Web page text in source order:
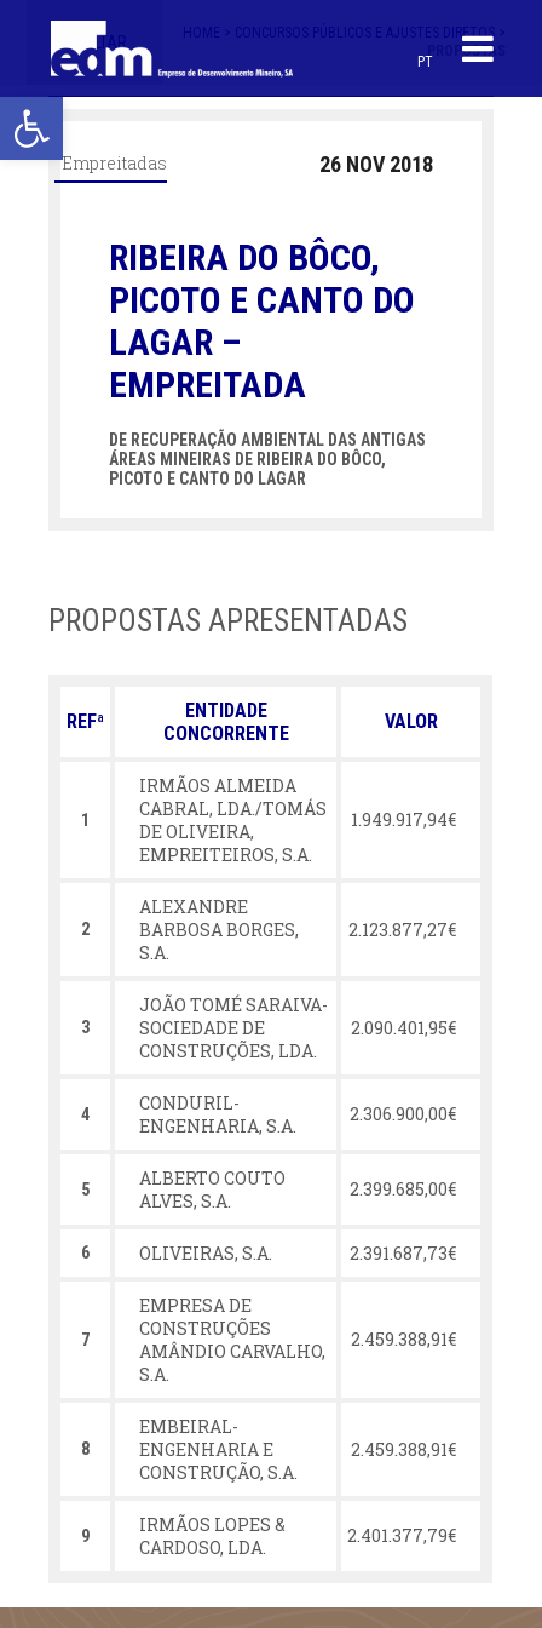
Open toolbar
PT
< VOLTAR
CONCURSOS PÚBLICOS E AJUSTES DIRETOS >
PROPOSTAS
Empreitadas 26 NOV 2018
RIBEIRA DO BÔCO,
PICOTO E CANTO DO
LAGAR –
EMPREITADA
DE RECUPERAÇÃO AMBIENTAL DAS ANTIGAS
ÁREAS MINEIRAS DE RIBEIRA DO BÔCO,
PICOTO E CANTO DO LAGAR
PROPOSTAS APRESENTADAS
REFª
ENTIDADE
CONCORRENTE
VALOR
1
IRMÃOS ALMEIDA
CABRAL, LDA./TOMÁS
DE OLIVEIRA,
EMPREITEIROS, S.A.
1.949.917,94€
2
ALEXANDRE
BARBOSA BORGES,
S.A.
2.123.877,27€
3
JOÃO TOMÉ SARAIVA-
SOCIEDADE DE
CONSTRUÇÕES, LDA.
2.090.401,95€
4
CONDURIL-
ENGENHARIA, S.A.
2.306.900,00€
5
ALBERTO COUTO
ALVES, S.A.
2.399.685,00€
6 OLIVEIRAS, S.A. 2.391.687,73€
7
EMPRESA DE
CONSTRUÇÕES
AMÂNDIO CARVALHO,
S.A.
2.459.388,91€
8
EMBEIRAL-
ENGENHARIA E
CONSTRUÇÃO, S.A.
2.459.388,91€
9
IRMÃOS LOPES &
CARDOSO, LDA.
2.401.377,79€